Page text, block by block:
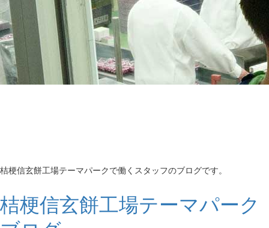
桔梗信玄餅工場テーマパークで働くスタッフのブログです。
桔梗信玄餅工場テーマパーク